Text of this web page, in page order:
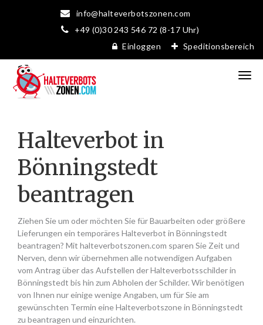
info@halteverbotszonen.com
+49 (0)30 243 546 72 (8-17 Uhr)
Einloggen
Speditionsbereich
Halteverbot in
Bönningstedt
beantragen
Ziehen Sie um oder möchten Sie für Bauarbeiten oder größere
Lieferungen ein temporäres Halteverbot in Bönningstedt
beantragen? Mit halteverbotszonen.com sparen Sie Zeit und
Nerven, denn wir übernehmen alle notwendigen Aufgaben
vom Antrag über das Aufstellen der Halteverbotsschilder in
Bönningstedt bis hin zum Abholen der Schilder. Wir benötigen
von Ihnen nur einige wenige Angaben, um für Sie am
gewünschten Termin eine Halteverbotszone in Bönningstedt
zu beantragen und einzurichten.